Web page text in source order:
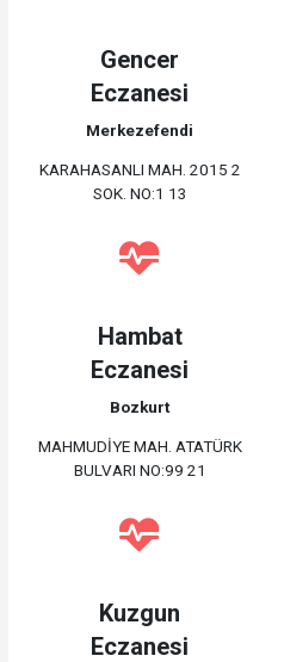
Gencer
Eczanesi
Merkezefendi
KARAHASANLI MAH. 2015 2
SOK. NO:1 13
Hambat
Eczanesi
Bozkurt
MAHMUDİYE MAH. ATATÜRK
BULVARI NO:99 21
Kuzgun
Eczanesi